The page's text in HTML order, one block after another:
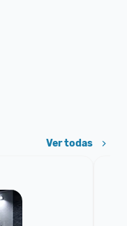
Ver todas